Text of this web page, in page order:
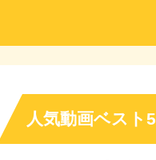
人気動画ベスト5